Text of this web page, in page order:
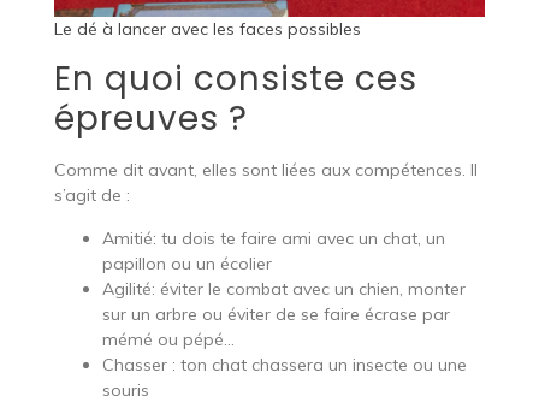
Le dé à lancer avec les faces possibles
En quoi consiste ces
épreuves ?
Comme dit avant, elles sont liées aux compétences. Il
s’agit de :
Amitié: tu dois te faire ami avec un chat, un
papillon ou un écolier
Agilité: éviter le combat avec un chien, monter
sur un arbre ou éviter de se faire écrase par
mémé ou pépé…
Chasser : ton chat chassera un insecte ou une
souris